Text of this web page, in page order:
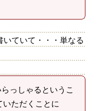
ていて・・・単なる
っしゃるというこ
いただくことに